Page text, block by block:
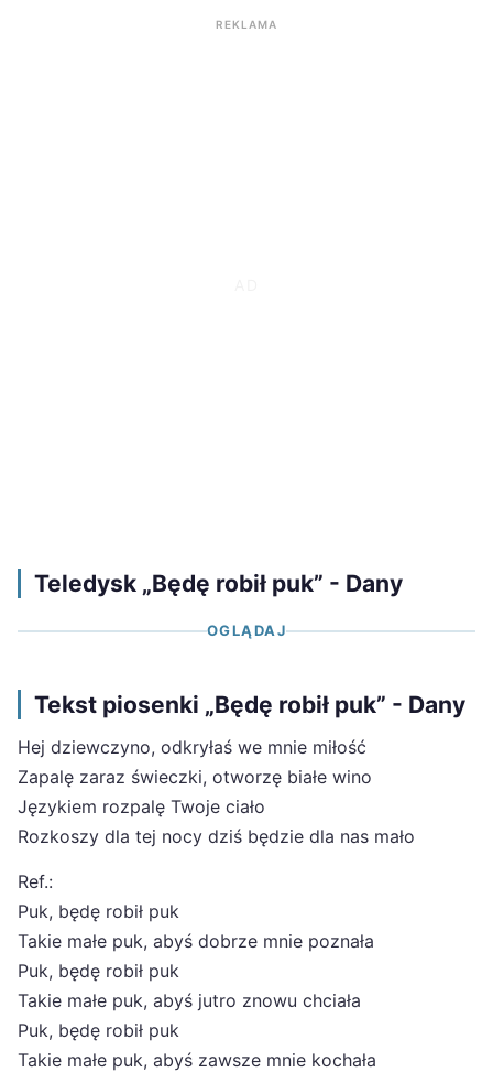
REKLAMA
Teledysk „Będę robił puk” - Dany
OGLĄDAJ
Tekst piosenki „Będę robił puk” - Dany
Hej dziewczyno, odkryłaś we mnie miłość
Zapalę zaraz świeczki, otworzę białe wino
Językiem rozpalę Twoje ciało
Rozkoszy dla tej nocy dziś będzie dla nas mało
Ref.:
Puk, będę robił puk
Takie małe puk, abyś dobrze mnie poznała
Puk, będę robił puk
Takie małe puk, abyś jutro znowu chciała
Puk, będę robił puk
Takie małe puk, abyś zawsze mnie kochała